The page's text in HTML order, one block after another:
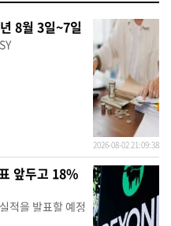
8월 3일~7일
2026-08-02 21:09:38
앞두고 18%
적을 발표할 예정